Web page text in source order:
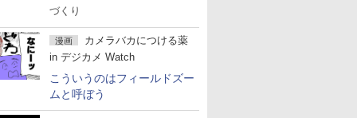
づくり
漫画
カメラバカにつける薬
in デジカメ Watch
こういうのはフィールドズー
ムと呼ぼう